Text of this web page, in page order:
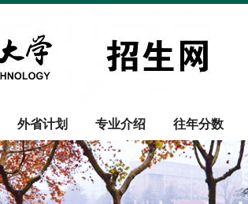
外省计划 专业介绍 往年分数